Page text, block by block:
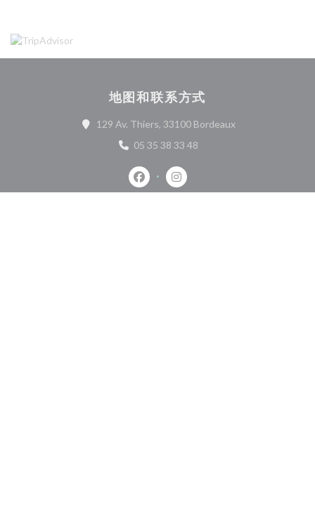
地图和联系方式
129 Av. Thiers, 33100 Bordeaux((在新窗口中打开))
05 35 38 33 48
Facebook ((在新窗口中打开))
Instagram ((在新窗口中打开